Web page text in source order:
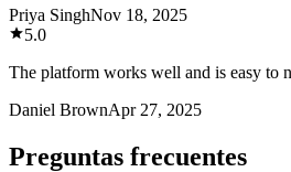
Priya SinghNov 18, 2025
5.0
The platform works well and is easy to
Daniel BrownApr 27, 2025
Preguntas frecuentes